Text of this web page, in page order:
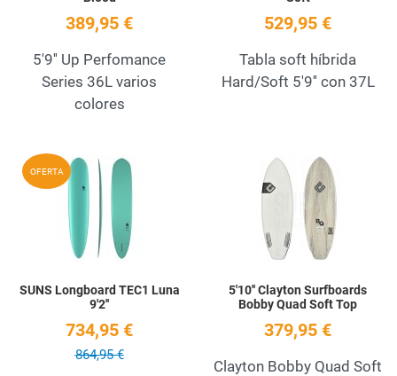
389,95 €
5'9'' Up Perfomance
Series 36L varios
colores
529,95 €
Tabla soft híbrida
Hard/Soft 5'9'' con 37L
OFERTA Add to Wishlist
SUNS Longboard TEC1 Luna
9'2''
734,95 €
864,95 €
5'10'' Clayton Surfboards
Bobby Quad Soft Top
379,95 €
Clayton Bobby Quad Soft